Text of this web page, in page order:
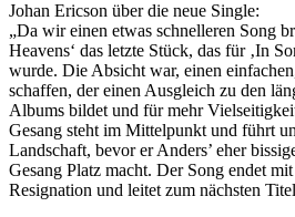
Johan Ericson über die neue Single:
„Da wir einen etwas schnelleren Song
Heavens‘ das letzte Stück, das für ‚In
wurde. Die Absicht war, einen
schaffen, der einen Ausgleich zu den
Albums bildet und für mehr
Gesang steht im Mittelpunkt und führt
Landschaft, bevor er Anders’ eher
Gesang Platz macht. Der Song endet
Resignation und leitet zum nächsten